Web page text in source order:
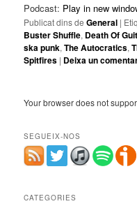
Podcast: Play in new
Publicat dins de General |
Buster Shuffle, Death Of
ska punk,The Autocratics,
Spitfires | Deixa un
Your browser does not
SEGUEIX-NOS
CATEGORIES